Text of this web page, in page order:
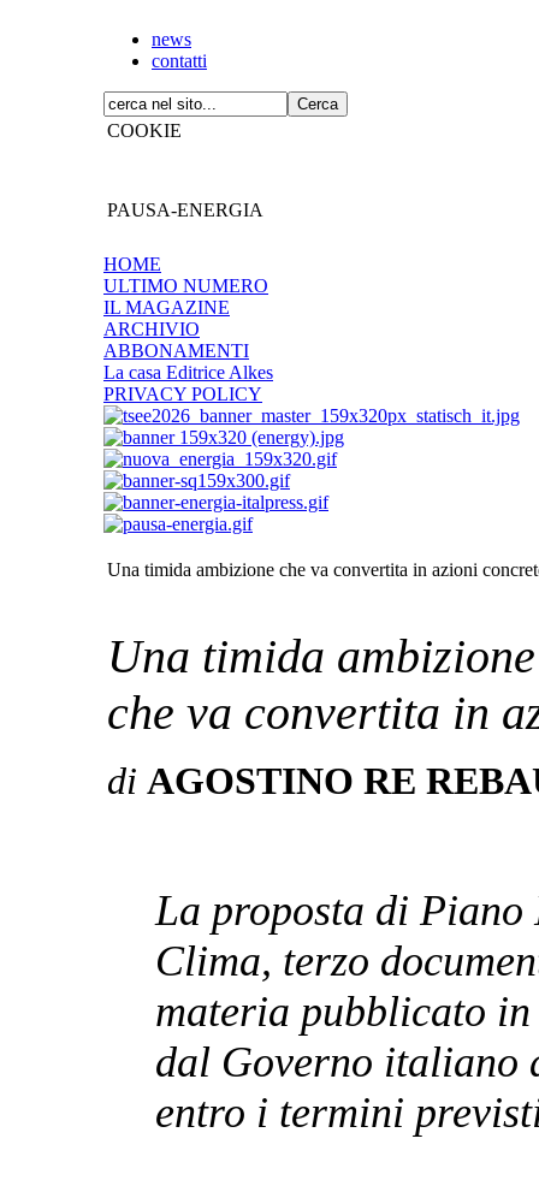
news
contatti
COOKIE
PAUSA-ENERGIA
HOME
ULTIMO NUMERO
IL MAGAZINE
ARCHIVIO
ABBONAMENTI
La casa Editrice Alkes
PRIVACY POLICY
Una timida ambizione che va convertita in azioni
Una timida ambizione
che va convertita in
di AGOSTINO RE
La proposta di
Clima, terzo
materia pubblicato
dal Governo italiano
entro i termini